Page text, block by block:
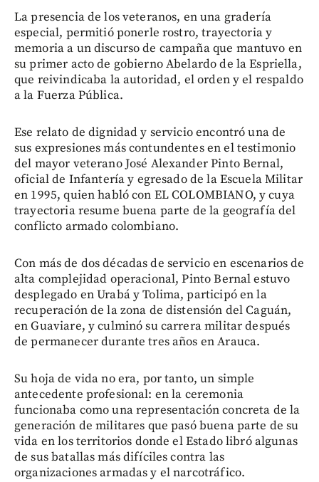
La presencia de los veteranos, en una gradería
especial, permitió ponerle rostro, trayectoria y
memoria a un discurso de campaña que mantuvo en
su primer acto de gobierno Abelardo de la Espriella,
que reivindicaba la autoridad, el orden y el respaldo
a la Fuerza Pública.
Ese relato de dignidad y servicio encontró una de
sus expresiones más contundentes en el testimonio
del mayor veterano José Alexander Pinto Bernal,
oficial de Infantería y egresado de la Escuela Militar
en 1995, quien habló con EL COLOMBIANO, y cuya
trayectoria resume buena parte de la geografía del
conflicto armado colombiano.
Con más de dos décadas de servicio en escenarios de
alta complejidad operacional, Pinto Bernal estuvo
desplegado en Urabá y Tolima, participó en la
recuperación de la zona de distensión del Caguán,
en Guaviare, y culminó su carrera militar después
de permanecer durante tres años en Arauca.
Su hoja de vida no era, por tanto, un simple
antecedente profesional: en la ceremonia
funcionaba como una representación concreta de la
generación de militares que pasó buena parte de su
vida en los territorios donde el Estado libró algunas
de sus batallas más difíciles contra las
organizaciones armadas y el narcotráfico.